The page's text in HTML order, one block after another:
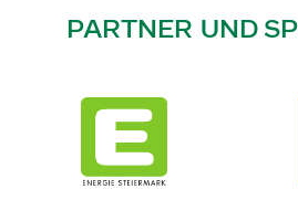
PARTNER UND